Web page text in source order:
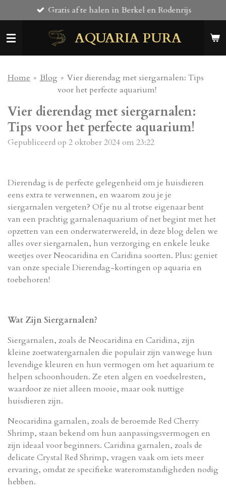
direct
naar
AQUARIA PURA
Gratis af te halen in Berkel en Rodenrijs
Home » Blog » Vier dierendag met siergarnalen: Tips
voor het perfecte aquarium!
Vier dierendag met siergarnalen:
Tips voor het perfecte aquarium!
Gepubliceerd op 2 oktober 2024 om 23:22
Dierendag is de perfecte gelegenheid om je huisdieren
eens extra te verwennen, en waarom zou je je
siergarnalen vergeten? Of je nu al trotse eigenaar bent
van een prachtig garnalenaquarium of net begint met het
opzetten van een onderwaterwereld, in deze blog delen we
alles over siergarnalen, hun verzorging en enkele leuke
weetjes over Neocaridina en Caridina soorten. Plus: geniet
van onze speciale Dierendag-kortingen op aquaria en
toebehoren!
Wat Zijn Siergarnalen?
Siergarnalen, zoals de Neocaridina en Caridina, zijn
kleine zoetwatergarnalen die populair zijn vanwege hun
levendige kleuren en hun vermogen om het aquarium te
helpen schoonhouden. Ze eten algen en voedselresten,
waardoor ze niet alleen mooie, maar ook nuttige
huisdieren zijn.
Neocaridina garnalen, zoals de beroemde Red Cherry
Shrimp, staan bekend om hun aanpassingsvermogen en
zijn ideaal voor beginners. Caridina garnalen, zoals de
delicate Crystal Red Shrimp, vragen vaak om iets meer
ervaring, omdat ze specifieke wateromstandigheden nodig
hebben.